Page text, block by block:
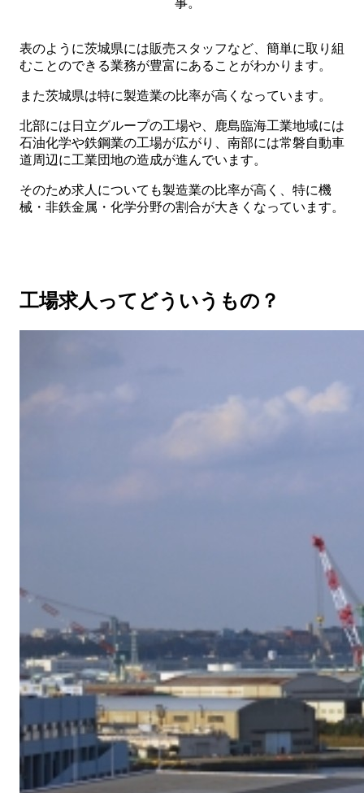
事。
表のように茨城県には販売スタッフなど、簡単に取り組
むことのできる業務が豊富にあることがわかります。
また茨城県は特に製造業の比率が高くなっています。
北部には日立グループの工場や、鹿島臨海工業地域には
石油化学や鉄鋼業の工場が広がり、南部には常磐自動車
道周辺に工業団地の造成が進んでいます。
そのため求人についても製造業の比率が高く、特に機
械・非鉄金属・化学分野の割合が大きくなっています。
工場求人ってどういうもの？